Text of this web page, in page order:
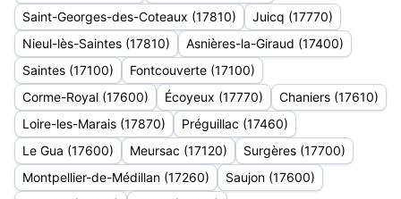
Saint-Georges-des-Coteaux (17810)
Juicq (17770)
Nieul-lès-Saintes (17810)
Asnières-la-Giraud (17400)
Saintes (17100)
Fontcouverte (17100)
Corme-Royal (17600)
Écoyeux (17770)
Chaniers (17610)
Loire-les-Marais (17870)
Préguillac (17460)
Le Gua (17600)
Meursac (17120)
Surgères (17700)
Montpellier-de-Médillan (17260)
Saujon (17600)